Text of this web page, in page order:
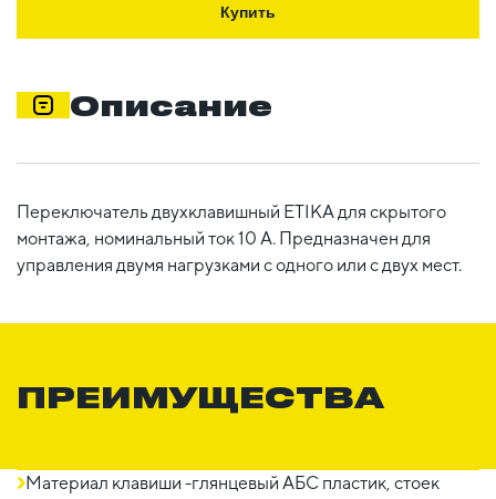
Купить
Описание
Переключатель двухклавишный ETIKA для скрытого
монтажа, номинальный ток 10 А. Предназначен для
управления двумя нагрузками с одного или с двух мест.
ПРЕИМУЩЕСТВА
Материал клавиши -глянцевый AБС пластик, стоек